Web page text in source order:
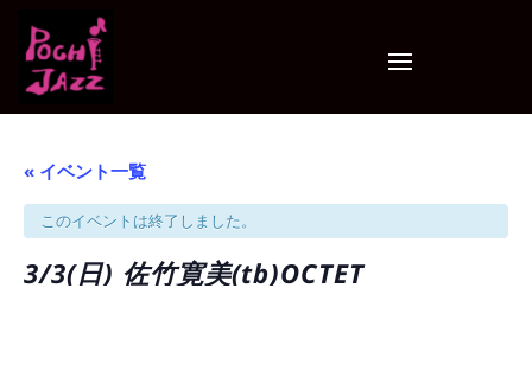
« イベント一覧
このイベントは終了しました。
3/3(日) 佐竹寛美(tb)OCTET